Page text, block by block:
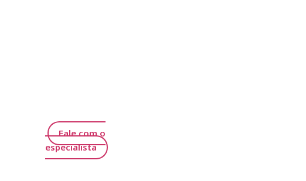
Fale com o
especialista